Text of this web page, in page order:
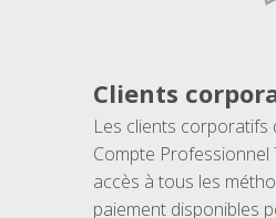
Clients
Les clients corporatifs
Compte Professionnel
accès à tous les
paiement disponibles